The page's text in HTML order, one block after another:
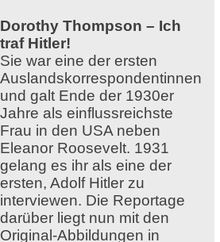
Dorothy Thompson – Ich
traf Hitler!
Sie war eine der ersten
Auslandskorrespondentinnen
und galt Ende der 1930er
Jahre als einflussreichste
Frau in den USA neben
Eleanor Roosevelt. 1931
gelang es ihr als eine der
ersten, Adolf Hitler zu
interviewen. Die Reportage
darüber liegt nun mit den
Original-Abbildungen in